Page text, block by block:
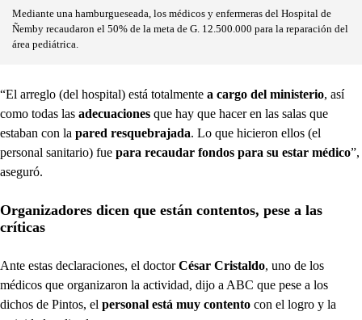
Mediante una hamburgueseada, los médicos y enfermeras del Hospital de
Ñemby recaudaron el 50% de la meta de G. 12.500.000 para la reparación del
área pediátrica.
“El arreglo (del hospital) está totalmente a cargo del ministerio, así
como todas las adecuaciones que hay que hacer en las salas que
estaban con la pared resquebrajada. Lo que hicieron ellos (el
personal sanitario) fue para recaudar fondos para su estar médico”,
aseguró.
Organizadores dicen que están contentos, pese a las
críticas
Ante estas declaraciones, el doctorCésar Cristaldo, uno de los
médicos que organizaron la actividad, dijo a ABC que pese a los
dichos de Pintos, el personal está muy contento con el logro y la